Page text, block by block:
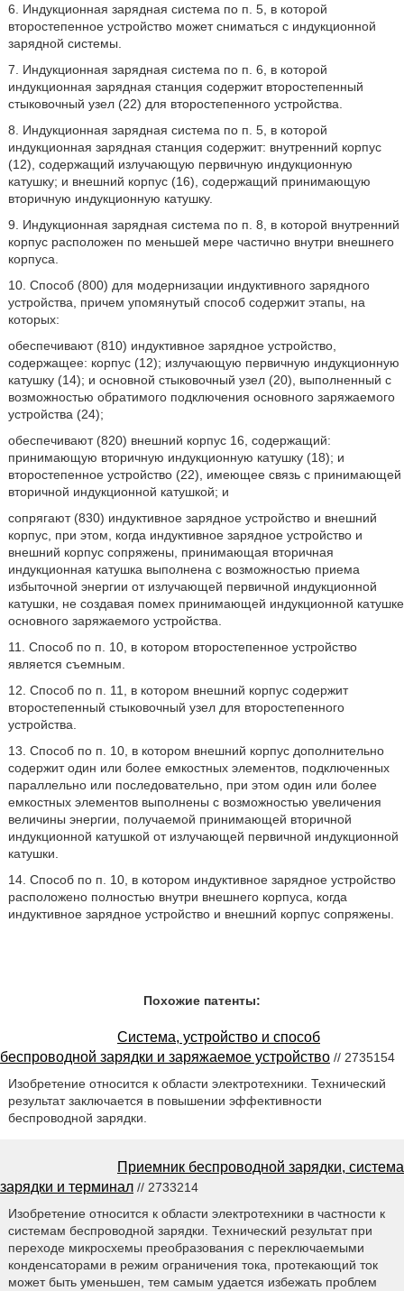
6. Индукционная зарядная система по п. 5, в которой
второстепенное устройство может сниматься с индукционной
зарядной системы.
7. Индукционная зарядная система по п. 6, в которой
индукционная зарядная станция содержит второстепенный
стыковочный узел (22) для второстепенного устройства.
8. Индукционная зарядная система по п. 5, в которой
индукционная зарядная станция содержит: внутренний корпус
(12), содержащий излучающую первичную индукционную
катушку; и внешний корпус (16), содержащий принимающую
вторичную индукционную катушку.
9. Индукционная зарядная система по п. 8, в которой внутренний
корпус расположен по меньшей мере частично внутри внешнего
корпуса.
10. Способ (800) для модернизации индуктивного зарядного
устройства, причем упомянутый способ содержит этапы, на
которых:
обеспечивают (810) индуктивное зарядное устройство,
содержащее: корпус (12); излучающую первичную индукционную
катушку (14); и основной стыковочный узел (20), выполненный с
возможностью обратимого подключения основного заряжаемого
устройства (24);
обеспечивают (820) внешний корпус 16, содержащий:
принимающую вторичную индукционную катушку (18); и
второстепенное устройство (22), имеющее связь с принимающей
вторичной индукционной катушкой; и
сопрягают (830) индуктивное зарядное устройство и внешний
корпус, при этом, когда индуктивное зарядное устройство и
внешний корпус сопряжены, принимающая вторичная
индукционная катушка выполнена с возможностью приема
избыточной энергии от излучающей первичной индукционной
катушки, не создавая помех принимающей индукционной катушке
основного заряжаемого устройства.
11. Способ по п. 10, в котором второстепенное устройство
является съемным.
12. Способ по п. 11, в котором внешний корпус содержит
второстепенный стыковочный узел для второстепенного
устройства.
13. Способ по п. 10, в котором внешний корпус дополнительно
содержит один или более емкостных элементов, подключенных
параллельно или последовательно, при этом один или более
емкостных элементов выполнены с возможностью увеличения
величины энергии, получаемой принимающей вторичной
индукционной катушкой от излучающей первичной индукционной
катушки.
14. Способ по п. 10, в котором индуктивное зарядное устройство
расположено полностью внутри внешнего корпуса, когда
индуктивное зарядное устройство и внешний корпус сопряжены.
Похожие патенты:
Система, устройство и способ
беспроводной зарядки и заряжаемое устройство // 2735154
Изобретение относится к области электротехники. Технический
результат заключается в повышении эффективности
беспроводной зарядки.
Приемник беспроводной зарядки, система
зарядки и терминал // 2733214
Изобретение относится к области электротехники в частности к
системам беспроводной зарядки. Технический результат при
переходе микросхемы преобразования с переключаемыми
конденсаторами в режим ограничения тока, протекающий ток
может быть уменьшен, тем самым удается избежать проблем